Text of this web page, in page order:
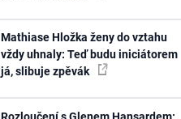
Mathiase Hložka ženy do vztahu
vždy uhnaly: Teď budu iniciátorem
já, slibuje zpěvák
Rozloučení s Glenem Hansardem: